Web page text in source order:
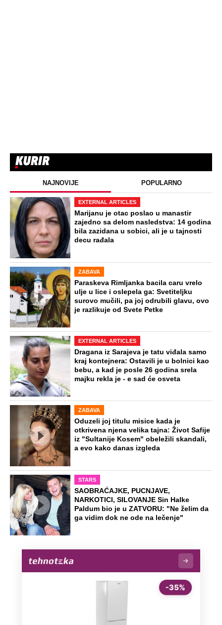
NAJNOVIJE POPULARNO
EXTERNAL ARTICLES
Marijanu je otac poslao u manastir
zajedno sa delom nasledstva: 14 godina
bila zazidana u sobici, ali je u tajnosti
decu rađala
ZABAVA
Paraskeva Rimljanka bacila caru vrelo
ulje u lice i oslepela ga: Svetiteljku
surovo mučili, pa joj odrubili glavu, ovo
je razlikuje od Svete Petke
EXTERNAL ARTICLES
Dragana iz Sarajeva je tatu viđala samo
kraj kontejnera: Ostavili je u bolnici kao
bebu, a kad je posle 26 godina srela
majku rekla je - e sad će osveta
ZABAVA
Oduzeli joj titulu misice kada je
otkrivena njena velika tajna: Život Safije
iz "Sultanije Kosem" obeležili skandali,
a evo kako danas izgleda
STARS
SAOBRAĆAJKE, PUCNJAVE,
NARKOTICI, SILOVANJE Sin Halke
Paldum bio je u ZATVORU: "Ne želim da
ga vidim dok ne ode na lečenje"